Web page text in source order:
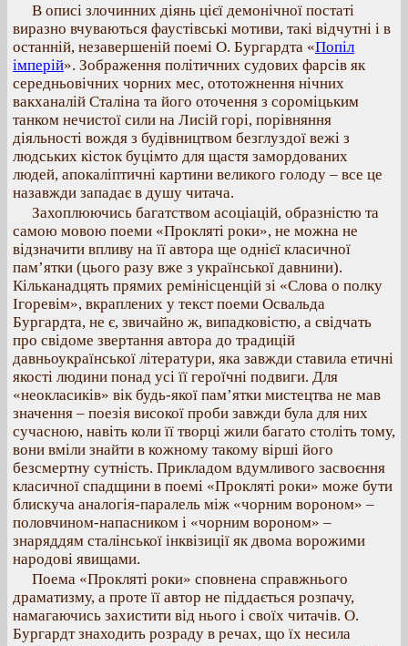
В описі злочинних діянь цієї демонічної постаті
виразно вчуваються фаустівські мотиви, такі відчутні і в
останній, незавершеній поемі О. Бургардта «Попіл
імперій». Зображення політичних судових фарсів як
середньовічних чорних мес, ототожнення нічних
вакханалій Сталіна та його оточення з сороміцьким
танком нечистої сили на Лисій горі, порівняння
діяльності вождя з будівництвом безглуздої вежі з
людських кісток буцімто для щастя замордованих
людей, апокаліптичні картини великого голоду – все це
назавжди западає в душу читача.
Захоплюючись багатством асоціацій, образністю та
самою мовою поеми «Прокляті роки», не можна не
відзначити впливу на її автора ще однієї класичної
пам’ятки (цього разу вже з української давнини).
Кільканадцять прямих ремінісценцій зі «Слова о полку
Ігоревім», вкраплених у текст поеми Освальда
Бургардта, не є, звичайно ж, випадковістю, а свідчать
про свідоме звертання автора до традицій
давньоукраїнської літератури, яка завжди ставила етичні
якості людини понад усі її героїчні подвиги. Для
«неокласиків» вік будь-якої пам’ятки мистецтва не мав
значення – поезія високої проби завжди була для них
сучасною, навіть коли її творці жили багато століть тому,
вони вміли знайти в кожному такому вірші його
безсмертну сутність. Прикладом вдумливого засвоєння
класичної спадщини в поемі «Прокляті роки» може бути
блискуча аналогія-паралель між «чорним вороном» –
половчином-напасником і «чорним вороном» –
знаряддям сталінської інквізиції як двома ворожими
народові явищами.
Поема «Прокляті роки» сповнена справжнього
драматизму, а проте її автор не піддається розпачу,
намагаючись захистити від нього і своїх читачів. О.
Бургардт знаходить розраду в речах, що їх несила